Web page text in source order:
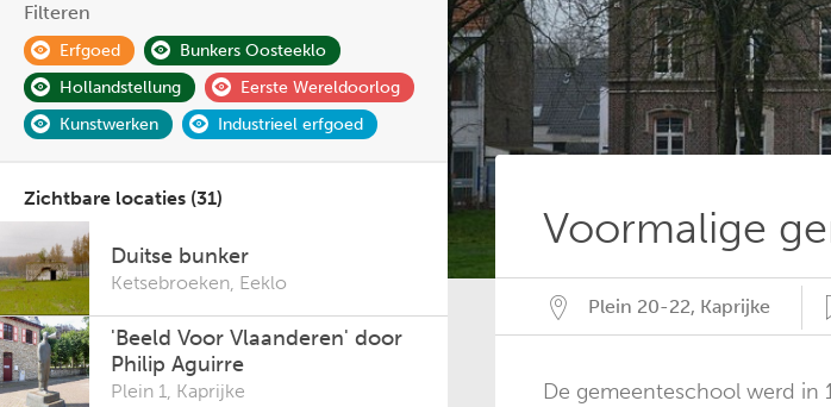
Voormalige
Plein 20-22, Kaprijke
De gemeenteschool werd in
Filteren
Erfgoed
Bunkers Oosteeklo
Hollandstellung
Eerste Wereldoorlog
Kunstwerken
Industrieel erfgoed
Zichtbare locaties (31)
Duitse bunker
Ketsebroeken, Eeklo
'Beeld Voor Vlaanderen' door
Philip Aguirre
Plein 1, Kaprijke